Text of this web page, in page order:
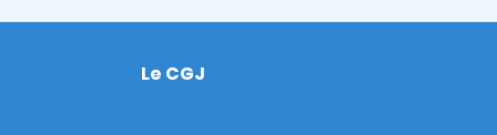
Footer
Le CGJ